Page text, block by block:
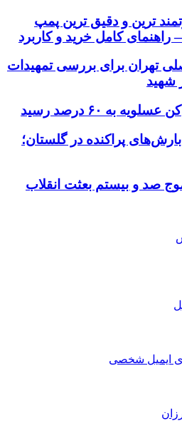
ترین و دقیق‌ ترین پمپ
کامل خرید و کاربرد
تهران برای بررسی تمهیدات
شهید
به ۶۰ درصد رسید
پراکنده در گلستان؛
صد و بیستم بعثت انقلاب